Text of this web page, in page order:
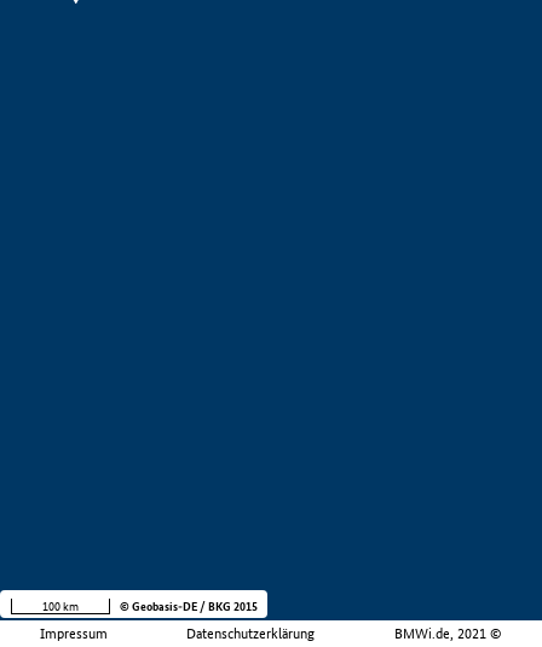
Impressum Datenschutzerklärung BMWi.de, 2021 ©
100 km © Geobasis-DE / BKG 2015